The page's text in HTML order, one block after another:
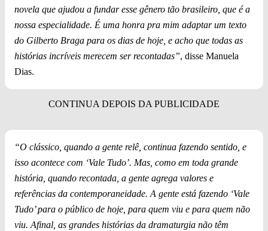
novela que ajudou a fundar esse gênero tão brasileiro, que é a
nossa especialidade. É uma honra pra mim adaptar um texto
do Gilberto Braga para os dias de hoje, e acho que todas as
histórias incríveis merecem ser recontadas”, disse Manuela
Dias.
“O clássico, quando a gente relê, continua fazendo sentido, e
isso acontece com ‘Vale Tudo’. Mas, como em toda grande
história, quando recontada, a gente agrega valores e
referências da contemporaneidade. A gente está fazendo ‘Vale
Tudo’ para o público de hoje, para quem viu e para quem não
viu. Afinal, as grandes histórias da dramaturgia não têm